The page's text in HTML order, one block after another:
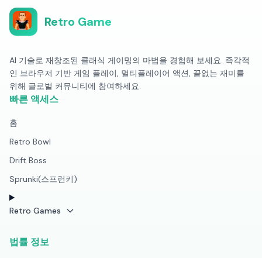
Retro Game
AI 기술로 재창조된 클래식 게이밍의 마법을 경험해 보세요. 즉각적
인 브라우저 기반 게임 플레이, 멀티플레이어 액션, 끝없는 재미를
위해 글로벌 커뮤니티에 참여하세요.
빠른 액세스
홈
Retro Bowl
Drift Boss
Sprunki(스프런키)
Retro Games
법률 정보